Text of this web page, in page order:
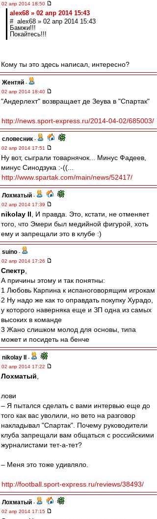
02 апр 2014 18:50
alex68 » 02 апр 2014 15:43
# alex68 » 02 апр 2014 15:43
Бамжи!!!
Покайтесь!!!
Кому ты это здесь написал, интересно?
Жентяй -
02 апр 2014 18:40
"Андерлехт" возвращает де Зеува в "Спартак"
http://news.sport-express.ru/2014-04-02/685003/
словесник -
02 апр 2014 17:51
Ну вот, сыграли товарнячок... Минус Фадеев,
минус Синодзука :-((...
http://www.spartak.com/main/news/52417/
Лохматый -
02 апр 2014 17:39
nikolay II , И правда. Это, кстати, не отменяет
того, что Эмери был медийной фигурой, хоть
ему и запрещали это в клубе :)
suino -
02 апр 2014 17:26
Спектр
А причины этому и так понятны:
1 Любовь Карпина к испаноговорящим игрокам
2 Ну надо же как то оправдать покупку Хурадо,
у которого наверняка еще и ЗП одна из самых
высоких в команде
3 Жано слишком молод для основы, типа
может и посидеть на бенче
nikolay II
-
02 апр 2014 17:22
Лохматый
лови
– Я пытался сделать с вами интервью еще до
того как вас уволили, но вето на разговор
накладывал "Спартак". Почему руководители
клуба запрещали вам общаться с российскими
журналистами тет-а-тет?
– Меня это тоже удивляло.
http://football.sport-express.ru/reviews/38493/
Лохматый -
02 апр 2014 17:15